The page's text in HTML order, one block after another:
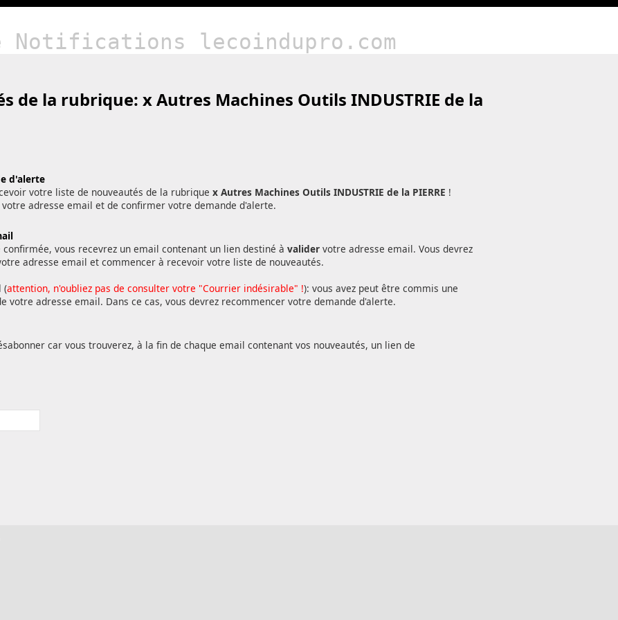
Notifications lecoindupro.com
de la rubrique: x Autres Machines Outils INDUSTRIE de la
d'alerte
votre liste de nouveautés de la rubrique x Autres Machines Outils INDUSTRIE de la PIERRE !
adresse email et de confirmer votre demande d'alerte.
vous recevrez un email contenant un lien destiné à valider votre adresse email. Vous devrez
adresse email et commencer à recevoir votre liste de nouveautés.
(attention, n'oubliez pas de consulter votre "Courrier indésirable" !): vous avez peut être commis une
votre adresse email. Dans ce cas, vous devrez recommencer votre demande d'alerte.
car vous trouverez, à la fin de chaque email contenant vos nouveautés, un lien de